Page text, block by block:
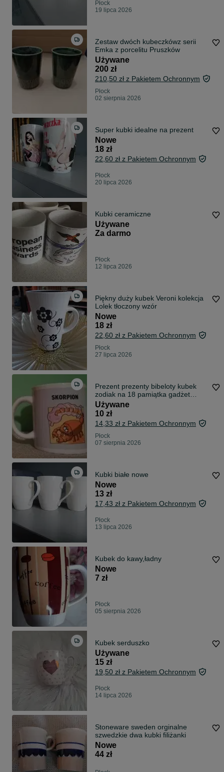
Płock
19 lipca 2026
Zestaw dwóch kubeczkówz serii
Emka z porcelitu Pruszków
Używane
200 zł
210,50 zł z Pakietem Ochronnym
Płock
02 sierpnia 2026
Super kubki idealne na prezent
Nowe
18 zł
22,60 zł z Pakietem Ochronnym
Płock
20 lipca 2026
Kubki ceramiczne
Używane
Za darmo
Płock
12 lipca 2026
Piękny duży kubek Veroni kolekcja
Lolek tłoczony wzór
Nowe
18 zł
22,60 zł z Pakietem Ochronnym
Płock
27 lipca 2026
Prezent prezenty bibeloty kubek
zodiak na 18 pamiątka gadżet
śmieszne
Używane
10 zł
14,33 zł z Pakietem Ochronnym
Płock
07 sierpnia 2026
Kubki białe nowe
Nowe
13 zł
17,43 zł z Pakietem Ochronnym
Płock
13 lipca 2026
Kubek do kawy,ładny
Nowe
7 zł
Płock
05 sierpnia 2026
Kubek serduszko
Używane
15 zł
19,50 zł z Pakietem Ochronnym
Płock
14 lipca 2026
Stoneware sweden orginalne
szwedzkie dwa kubki filiżanki
Nowe
44 zł